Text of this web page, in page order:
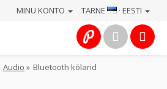
TARNE · EESTI
MINU KONTO
Audio » Bluetooth kõlarid